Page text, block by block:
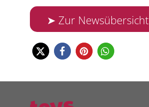
➤ Zur Newsübersicht